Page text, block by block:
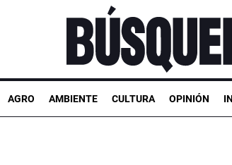
AGRO AMBIENTE CULTURA OPINIÓN